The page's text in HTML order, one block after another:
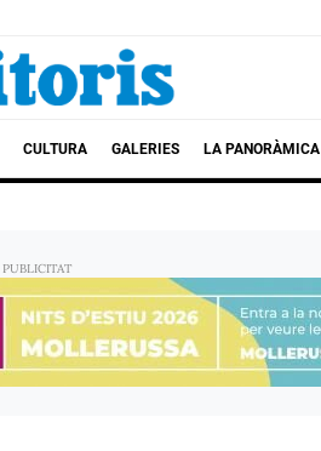
CULTURA GALERIES LA PANORÀMICA